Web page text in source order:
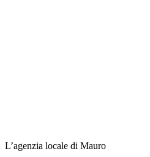
L’agenzia locale di Mauro